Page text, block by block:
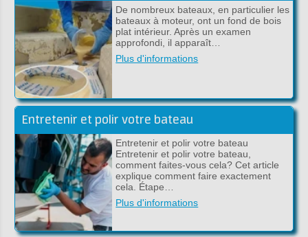
De nombreux bateaux, en particulier les
bateaux à moteur, ont un fond de bois
plat intérieur. Après un examen
approfondi, il apparaît…
Plus d'informations
Entretenir et polir votre bateau
Entretenir et polir votre bateau
Entretenir et polir votre bateau,
comment faites-vous cela? Cet article
explique comment faire exactement
cela. Étape…
Plus d'informations